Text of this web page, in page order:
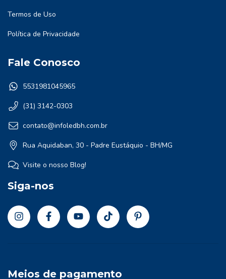
Termos de Uso
Política de Privacidade
Fale Conosco
5531981045965
(31) 3142-0303
contato@infoledbh.com.br
Rua Aquidaban, 30 - Padre Eustáquio - BH/MG
Visite o nosso Blog!
Siga-nos
Meios de pagamento